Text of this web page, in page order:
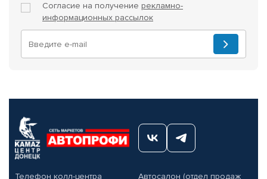
Согласие на получение рекламно-
информационных рассылок
Телефон колл-центра
Автосалон (отдел продаж